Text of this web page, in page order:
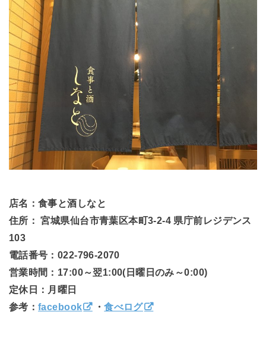
店名：食事と酒しなと
住所： 宮城県仙台市青葉区本町3-2-4 県庁前レジデンス
103
電話番号：022-796-2070
営業時間：17:00～翌1:00(日曜日のみ～0:00)
定休日：月曜日
参考：facebook ・食べログ